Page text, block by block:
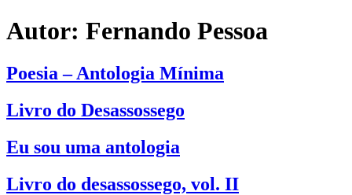
Autor: Fernando Pessoa
Poesia – Antologia Mínima
Livro do Desassossego
Eu sou uma antologia
Livro do desassossego, vol. II